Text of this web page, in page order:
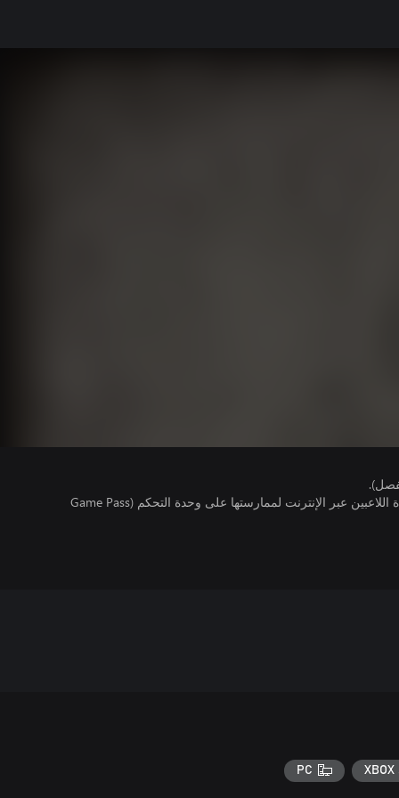
تتطلب اللعبة توفر اشتراك ألعاب متعددة اللاعبين عبر الإنترنت لممارستها على وحدة التحكم (Game Pass
PC